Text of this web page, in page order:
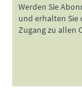
Werden Sie
und erhalten Sie
Zugang zu allen